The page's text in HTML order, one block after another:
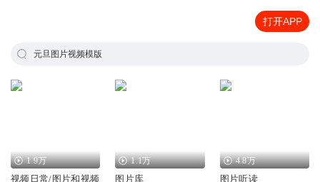
打开APP
元旦图片视频模版
1.9万
视频日常/图片和视频
1.1万
图片库
4.8万
图片听读